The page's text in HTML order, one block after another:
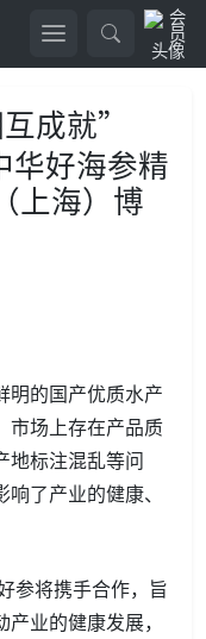
成就”
好海参精
上海）博
明的国产优质水产
市场上存在产品质
地标注混乱等问
了产业的健康、
参将携手合作，旨
业的健康发展，